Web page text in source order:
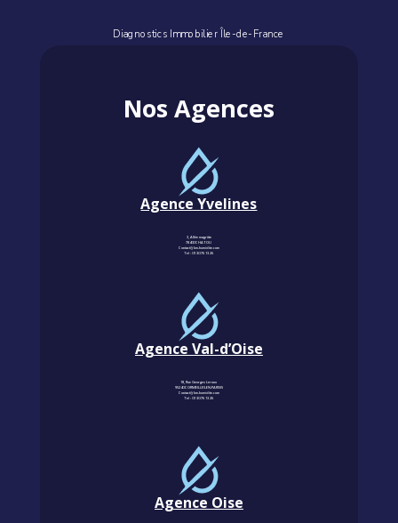
Diagnostics Immobilier Île-de-France
Nos Agences
Agence Yvelines
3, Allée magritte
78400 CHATOU
Contact@km-humidite.com
Tel :01 30 76 13 26
Agence Val-d’Oise
18, Rue Georges Leroux
95240 CORMEILLES-EN-PARISIS
Contact@km-humidite.com
Tel :01 30 76 13 26
Agence Oise